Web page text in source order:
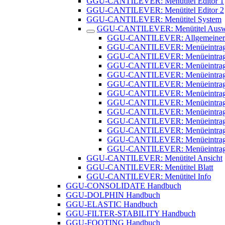
GGU-CANTILEVER: Menütitel Editor 2
GGU-CANTILEVER: Menütitel System
GGU-CANTILEVER: Menütitel
GGU-CANTILEVER:
GGU-CANTILEVER:
GGU-CANTILEVER:
GGU-CANTILEVER:
GGU-CANTILEVER:
GGU-CANTILEVER:
GGU-CANTILEVER:
GGU-CANTILEVER:
GGU-CANTILEVER:
GGU-CANTILEVER:
GGU-CANTILEVER:
GGU-CANTILEVER:
GGU-CANTILEVER:
GGU-CANTILEVER: Menütitel Ansicht
GGU-CANTILEVER: Menütitel Blatt
GGU-CANTILEVER: Menütitel Info
GGU-CONSOLIDATE Handbuch
GGU-DOLPHIN Handbuch
GGU-ELASTIC Handbuch
GGU-FILTER-STABILITY Handbuch
GGU-FOOTING Handbuch